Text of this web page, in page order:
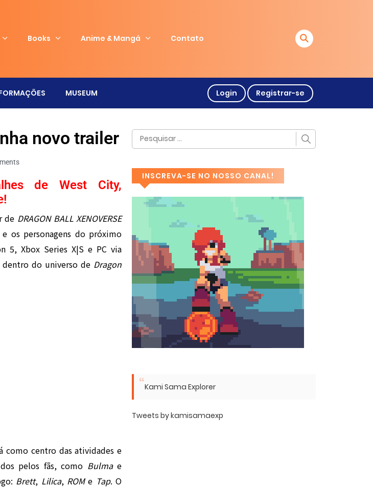
Books Anime & Mangá Contato
MUSEUM Login Registrar-se
novo trailer
de West City,
de DRAGON BALL XENOVERSE
os personagens do próximo
5, Xbox Series X|S e PC via
dentro do universo de Dragon
como centro das atividades e
pelos fãs, como Bulmae
Brett, Lilica, ROMe Tap. O
INSCREVA-SE NO NOSSO CANAL!
Kami Sama Explorer
Tweets by kamisamaexp